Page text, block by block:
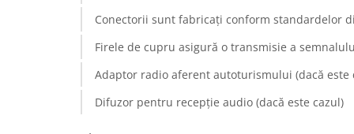
Rame adaptoare Land Rover
Rame adaptoare Ssangyong
Rame adaptoare Hummer
Camere marșarier auto
Conectorii sunt fabricați conform standardelor
Firele de cupru asigură o transmisie a
Adaptor radio aferent autoturismului (dacă este
Difuzor pentru recepție audio (dacă este cazul)